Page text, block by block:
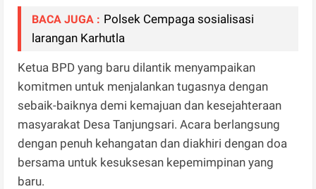
BACA JUGA : Polsek Cempaga sosialisasi
larangan Karhutla
Ketua BPD yang baru dilantik menyampaikan
komitmen untuk menjalankan tugasnya dengan
sebaik-baiknya demi kemajuan dan kesejahteraan
masyarakat Desa Tanjungsari. Acara berlangsung
dengan penuh kehangatan dan diakhiri dengan doa
bersama untuk kesuksesan kepemimpinan yang
baru.